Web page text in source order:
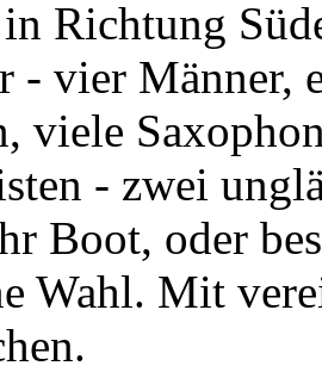
Richtung
- vier Männer,
viele
- zwei
Boot, oder
Wahl. Mit